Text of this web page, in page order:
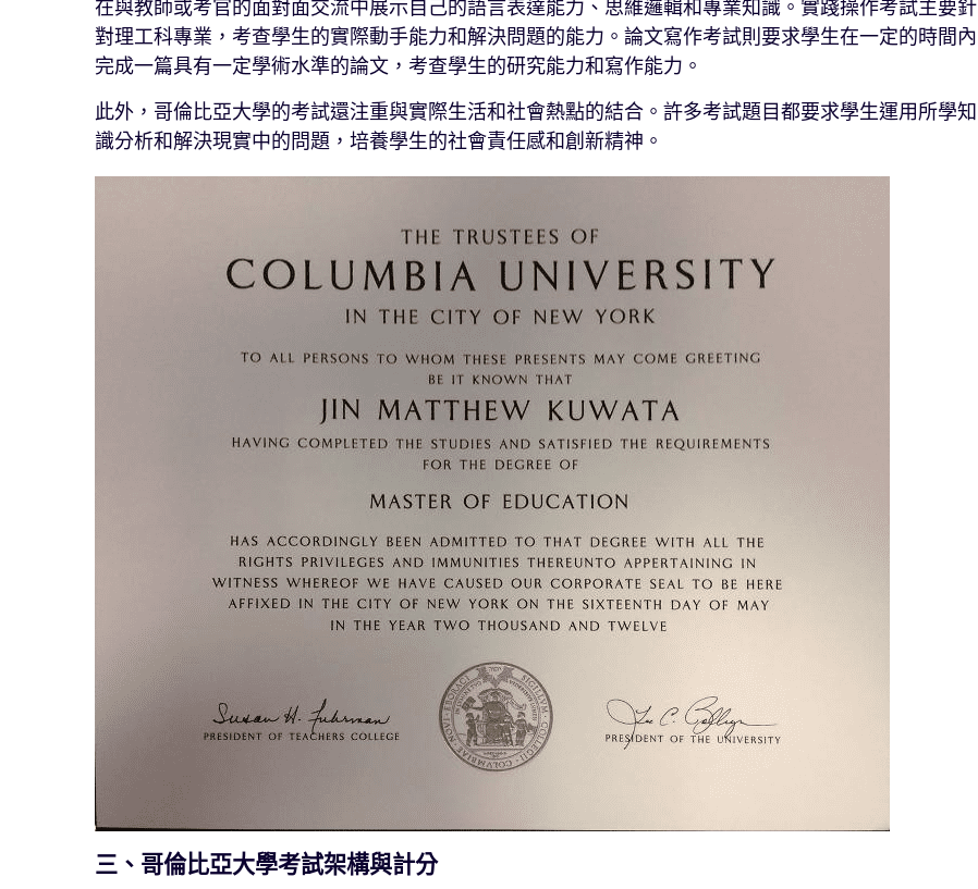
在與教師或考官的面對面交流中展示自己的語言表達能力、思維邏輯和專業知識。實踐操作考試主要針
對理工科專業，考查學生的實際動手能力和解決問題的能力。論文寫作考試則要求學生在一定的時間內
完成一篇具有一定學術水準的論文，考查學生的研究能力和寫作能力。
此外，哥倫比亞大學的考試還注重與實際生活和社會熱點的結合。許多考試題目都要求學生運用所學知
識分析和解決現實中的問題，培養學生的社會責任感和創新精神。
三、哥倫比亞大學考試架構與計分